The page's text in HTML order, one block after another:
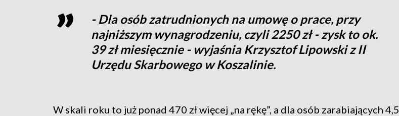
- Dla osób zatrudnionych na umowę o prace, przy
najniższym wynagrodzeniu, czyli 2250 zł - zysk to ok.
39 zł miesięcznie - wyjaśnia Krzysztof Lipowski z II
Urzędu Skarbowego w Koszalinie.
W skali roku to już ponad 470 zł więcej „na rękę”, a dla osób zarabiających 4,5